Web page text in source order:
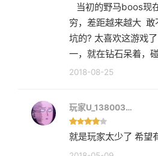
当初的野马boos现
穷，差距越来越大 敢
坑的? 太喜欢这游戏
一，就在钻石呆着，
2018-08-25
玩家U_138003…
就是玩家太少了 希望